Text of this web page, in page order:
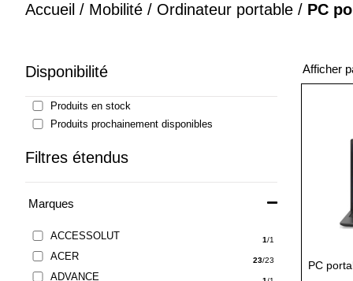
Accueil / Mobilité / Ordinateur portable / PC
Disponibilité
Produits en stock
Produits prochainement disponibles
Filtres étendus
Marques
ACCESSOLUT 1/1
ACER 23/23
ADVANCE
Afficher
PC